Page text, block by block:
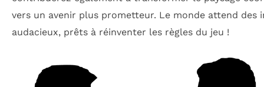
vers un avenir plus prometteur. Le monde attend des
audacieux, prêts à réinventer les règles du jeu !